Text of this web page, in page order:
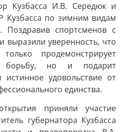
Кузбасса И.В. Середюк и
по зимним видам
Поздравив спортсменов с
выразили уверенность, что
продемонстрирует
борьбу, но и подарит
удовольствие от
единства.
приняли участие
губернатора Кузбасса